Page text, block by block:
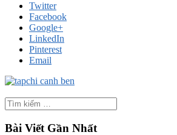
Twitter
Facebook
Google+
LinkedIn
Pinterest
Email
Bài Viết Gần Nhất